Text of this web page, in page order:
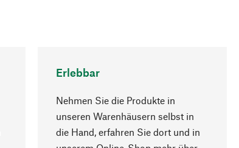
Erlebbar
Nehmen Sie die Produkte in
unseren Warenhäusern selbst in
die Hand, erfahren Sie dort und in